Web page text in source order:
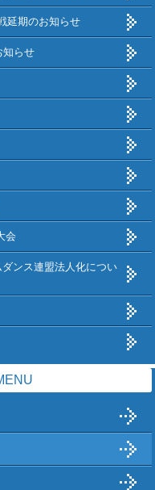
延期のお知らせ
知らせ
会
ンス連盟法人化につい